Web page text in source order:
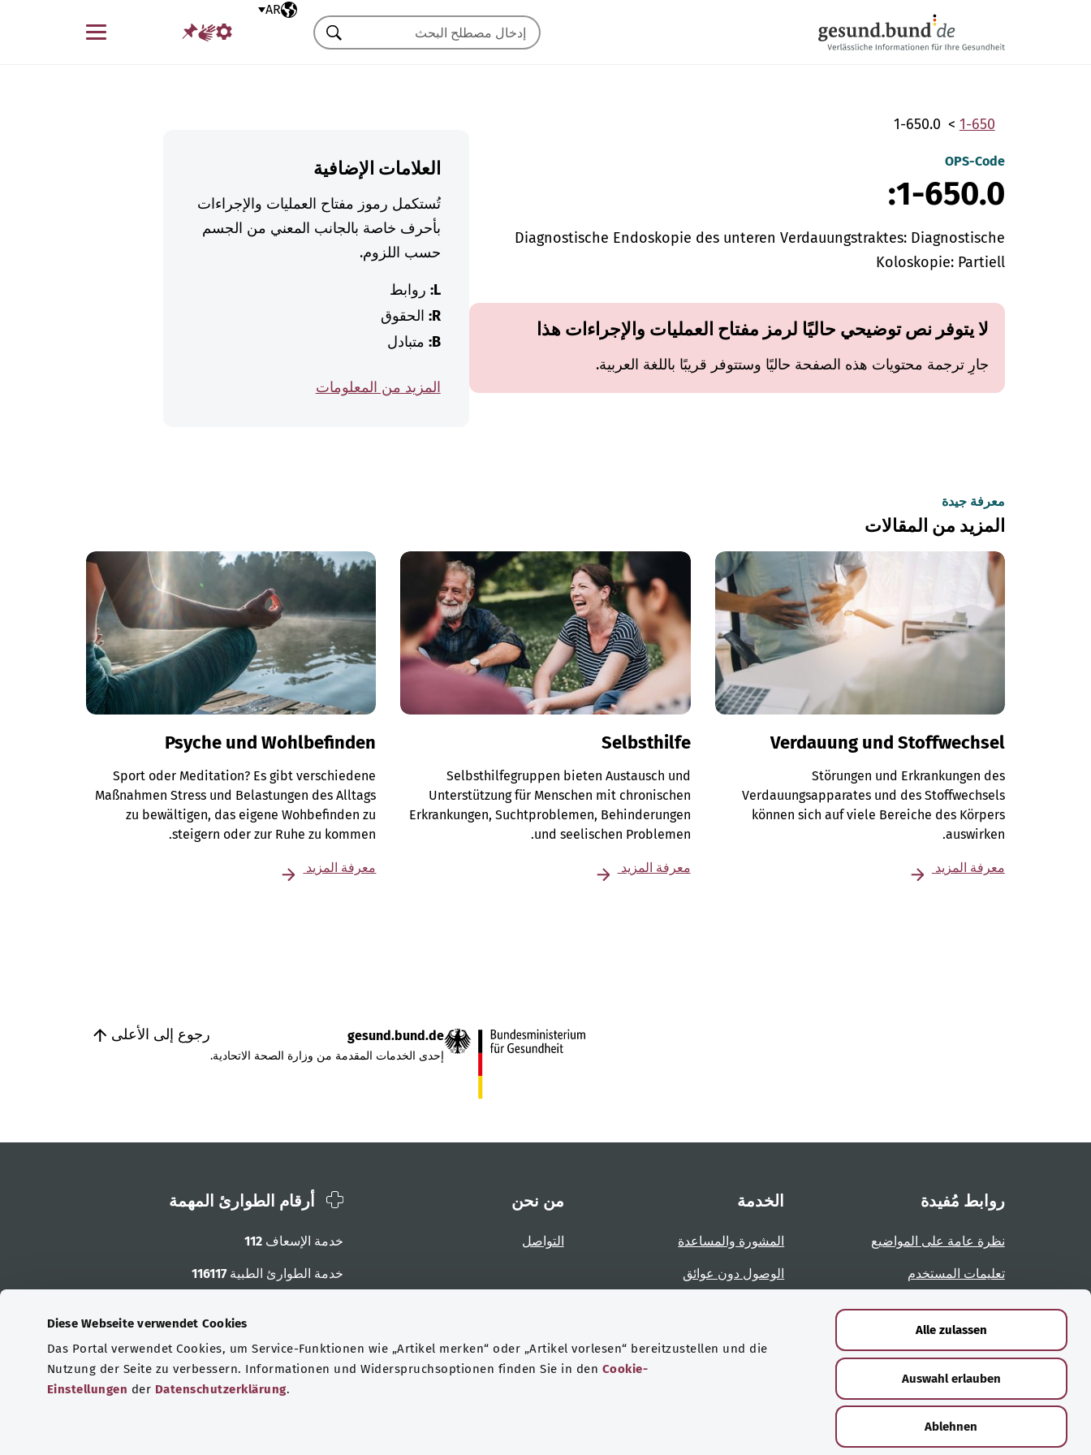
Diese Webseite verwendet Cookies
Das Portal verwendet Cookies, um Service-Funktionen wie „Artikel merken“ oder „Artikel vorlesen“ bereitzustellen und die
Nutzung der Seite zu verbessern. Informationen und Widerspruchsoptionen finden Sie in den Cookie-
Einstellungen der Datenschutzerklärung.
Alle zulassen
Auswahl erlauben
Ablehnen
اللغة المختارةAR
قائمة
بحث
1-650
1-650.0
OPS-Code
1-650.0:
Diagnostische Endoskopie des unteren Verdauungstraktes: Diagnostische
Koloskopie: Partiell
لا يتوفر نص توضيحي حاليًا لرمز مفتاح العمليات والإجراءات هذا
جارِ ترجمة محتويات هذه الصفحة حاليًا وستتوفر قريبًا باللغة العربية.
العلامات الإضافية
تُستكمل رموز مفتاح العمليات والإجراءات
بأحرف خاصة بالجانب المعني من الجسم
حسب اللزوم.
L: روابط
R: الحقوق
B: متبادل
المزيد من المعلومات
معرفة جيدة
المزيد من المقالات
Verdauung und Stoffwechsel
Störungen und Erkrankungen des
Verdauungsapparates und des Stoffwechsels
können sich auf viele Bereiche des Körpers
auswirken.
معرفة المزيد
Selbsthilfe
Selbsthilfegruppen bieten Austausch und
Unterstützung für Menschen mit chronischen
Erkrankungen, Suchtproblemen, Behinderungen
und seelischen Problemen.
معرفة المزيد
Psyche und Wohlbefinden
Sport oder Meditation? Es gibt verschiedene
Maßnahmen Stress und Belastungen des Alltags
zu bewältigen, das eigene Wohbefinden zu
steigern oder zur Ruhe zu kommen.
معرفة المزيد
رجوع إلى الأعلى gesund.bund.de
إحدى الخدمات المقدمة من وزارة الصحة الاتحادية.
روابط مُفيدة
نظرة عامة على المواضيع
تعليمات المستخدم
نظرة عامة على الصفحات
الخدمة
المشورة والمساعدة
الوصول دون عوائق
من نحن
التواصل
أرقام الطوارئ المهمة
خدمة الإسعاف 112
خدمة الطوارئ الطبية116117
الشهادات